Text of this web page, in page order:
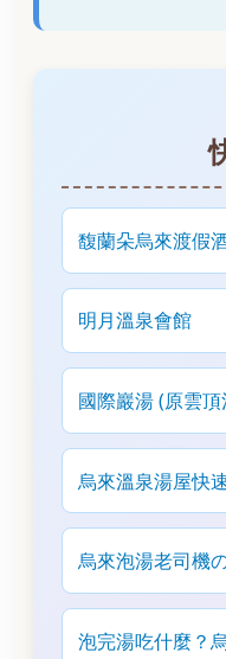
馥蘭朵烏來渡假
明月溫泉會館
國際巖湯 (原雲
烏來溫泉湯屋快
烏來泡湯老司機
泡完湯吃什麼？